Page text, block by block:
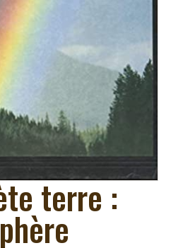
terre :